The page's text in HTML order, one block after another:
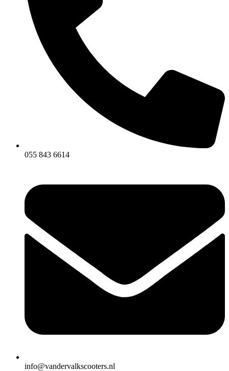
055 843 6614
info@vandervalkscooters.nl